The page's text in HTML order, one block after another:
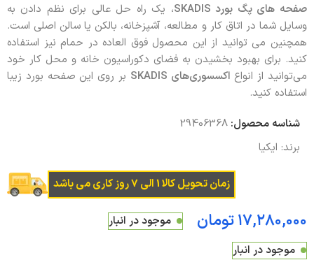
صفحه های پگ بورد SKADIS
، یک راه حل عالی برای نظم دادن به
وسایل شما در اتاق کار و مطالعه، آشپزخانه، بالکن یا سالن اصلی است.
همچنین می توانید از این محصول فوق العاده در حمام نیز استفاده
کنید. برای بهبود بخشیدن به فضای دکوراسیون خانه و محل کار خود
می‌توانید از انواع اکسسوری‌های SKADIS
بر روی این صفحه بورد زیبا
استفاده کنید.
شناسه محصول:29406368
برند: ایکیا
زمان تحویل کالا 1 الی 7 روز کاری می باشد
تومان
موجود در انبار
موجود در انبار